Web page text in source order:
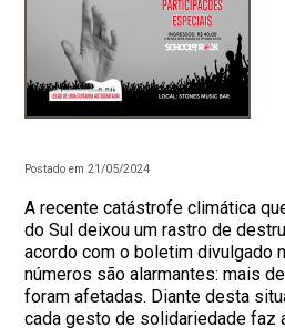
Postado em 21/05/2024
A recente catástrofe climática
do Sul deixou um rastro de
acordo com o boletim divulgado
números são alarmantes: mais
foram afetadas. Diante desta
cada gesto de solidariedade faz